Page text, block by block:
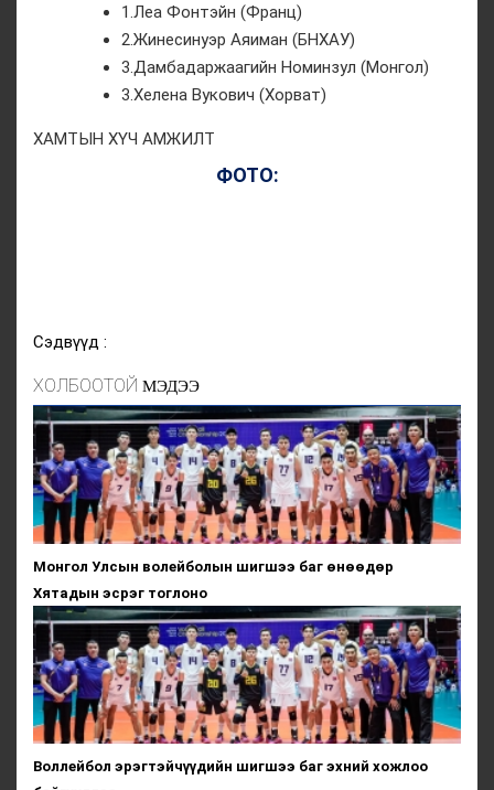
1.Леа Фонтэйн (Франц)
2.Жинесинуэр Аяиман (БНХАУ)
3.Дамбадаржаагийн Номинзул (Монгол)
3.Хелена Вукович (Хорват)
ХАМТЫН ХҮЧ АМЖИЛТ
ФОТО:
Сэдвүүд :
ХОЛБООТОЙ МЭДЭЭ
Монгол Улсын волейболын шигшээ баг өнөөдөр
Хятадын эсрэг тоглоно
Воллейбол эрэгтэйчүүдийн шигшээ баг эхний хожлоо